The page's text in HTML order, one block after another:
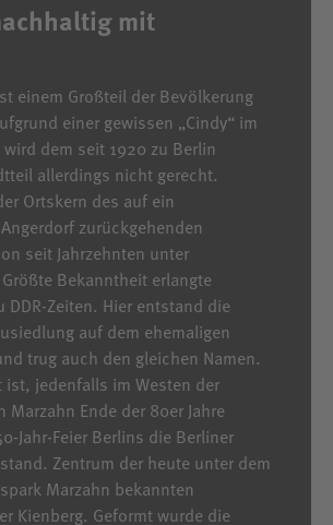
mit
einem Großteil der Bevölkerung
einer gewissen „Cindy“ im
dem seit 1920 zu Berlin
allerdings nicht gerecht.
Ortskern des auf ein
zurückgehenden
seit Jahrzehnten unter
Bekanntheit erlangte
DDR-Zeiten. Hier entstand die
auf dem ehemaligen
trug auch den gleichen Namen.
ist, jedenfalls im Westen der
Ende der 80er Jahre
Jahr-Feier Berlins die Berliner
Zentrum der heute unter dem
Marzahn bekannten
Kienberg. Geformt wurde die